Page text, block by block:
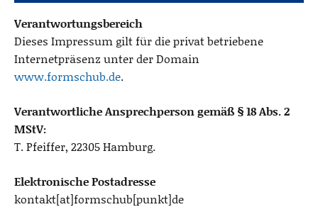
Verantwortungsbereich
Dieses Impressum gilt für die privat betriebene
Internetpräsenz unter der Domain
www.formschub.de.
Verantwortliche Ansprechperson gemäß § 18 Abs. 2
MStV:
T. Pfeiffer, 22305 Hamburg.
Elektronische Postadresse
kontakt[at]formschub[punkt]de